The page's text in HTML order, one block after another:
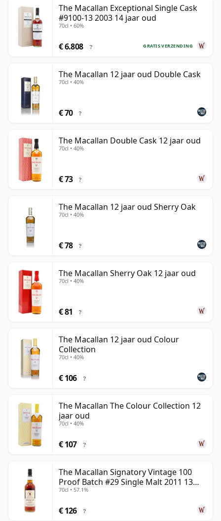
The Macallan Exceptional Single Cask
#9100-13 2003 14 jaar oud
70cl • 60%
GRATIS VERZENDING
€ 6.808 ?
The Macallan 12 jaar oud Double Cask
70cl • 40%
€ 70 ?
The Macallan Double Cask 12 jaar oud
70cl • 40%
€ 73 ?
The Macallan 12 jaar oud Sherry Oak
70cl • 40%
€ 78 ?
The Macallan Sherry Oak 12 jaar oud
70cl • 40%
€ 81 ?
The Macallan 12 jaar oud Colour
Collection
70cl • 40%
€ 106 ?
The Macallan The Colour Collection 12
jaar oud
70cl • 40%
€ 107 ?
The Macallan Signatory Vintage 100
Proof Batch #29 Single Malt 2011 13
jaar oud
70cl • 57.1%
€ 126 ?